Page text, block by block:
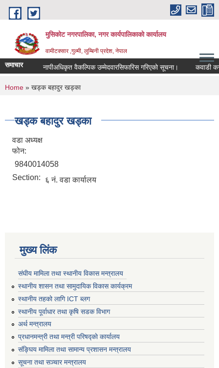
Skip to main content
मुसिकोट नगरपालिका, नगर कार्यपालिकाकाे कार्यालय
वामीटक्सार ,गुल्मी, लुम्बिनी प्रदेश, नेपाल
समाचार नापीअधिकृत वैकल्पिक उम्मेदवारसिफारिस गरिएको सूचना। कवाडी करको
You are here
Home » खड्क बहादुर खड्का
खड्क बहादुर खड्का
वडा अध्यक्ष
फोन:
9840014058
Section:
६ नं. वडा कार्यालय
मुख्य लिंक
संघीय मामिला तथा स्थानीय विकास मन्त्रालय
स्थानीय शासन तथा सामुदायिक विकास कार्यक्रम
स्थानीय तहको लागि ICT ब्लग
स्थानीय पूर्वाधार तथा कृषि सडक विभाग
अर्थ मन्त्रालय
प्रधानमन्त्री तथा मन्त्री परिषद्काे कार्यालय
संङ्घिय मामिला तथा सामान्य प्रशासन मन्त्रालय
सूचना तथा सञ्चार मन्त्रालय